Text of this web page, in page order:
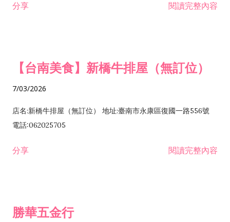
發業 H703090 不動產買賣業 H703100 不動產租賃業 I503010
分享 閱讀完整內容
【台南美食】新橋牛排屋（無訂位）
7/03/2026
店名:新橋牛排屋（無訂位） 地址:臺南市永康區復國一路556號
電話:062025705
分享 閱讀完整內容
勝華五金行